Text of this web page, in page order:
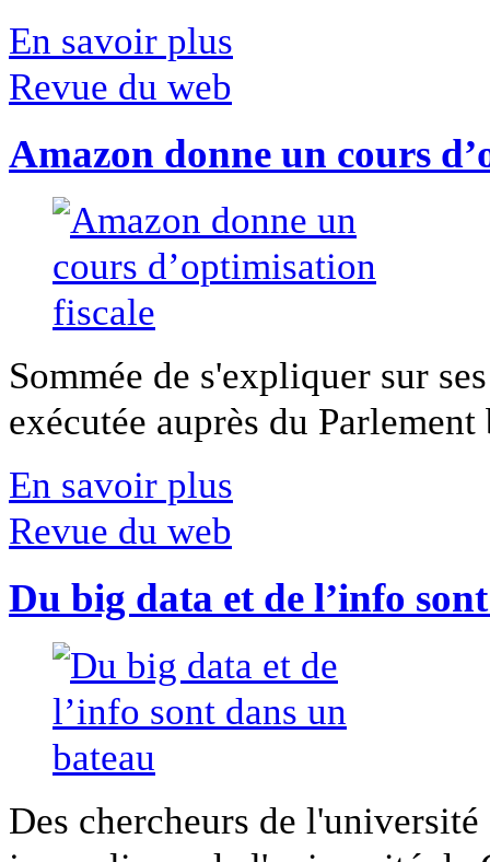
En savoir plus
Revue du web
Amazon donne un cours
Sommée de s'expliquer sur
exécutée auprès du
En savoir plus
Revue du web
Du big data et de l’info
Des chercheurs de